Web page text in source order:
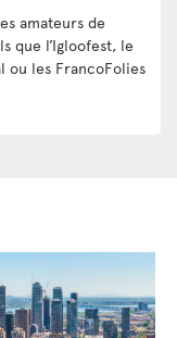
amateurs de
que l’Igloofest, le
ou les FrancoFolies